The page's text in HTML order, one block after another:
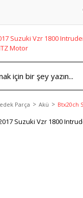
Parça Akü Btx20ch